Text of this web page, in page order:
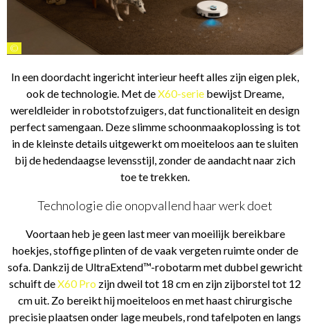
©
In een doordacht ingericht interieur heeft alles zijn eigen plek,
ook de technologie. Met deX60-serie bewijst Dreame,
wereldleider in robotstofzuigers, dat functionaliteit en design
perfect samengaan. Deze slimme schoonmaakoplossing is tot
in de kleinste details uitgewerkt om moeiteloos aan te sluiten
bij de hedendaagse levensstijl, zonder de aandacht naar zich
toe te trekken.
Technologie die onopvallend haar werk doet
Voortaan heb je geen last meer van moeilijk bereikbare
hoekjes, stoffige plinten of de vaak vergeten ruimte onder de
sofa. Dankzij de UltraExtend™-robotarm met dubbel gewricht
schuift deX60 Pro zijn dweil tot 18 cm en zijn zijborstel tot 12
cm uit. Zo bereikt hij moeiteloos en met haast chirurgische
precisie plaatsen onder lage meubels, rond tafelpoten en langs